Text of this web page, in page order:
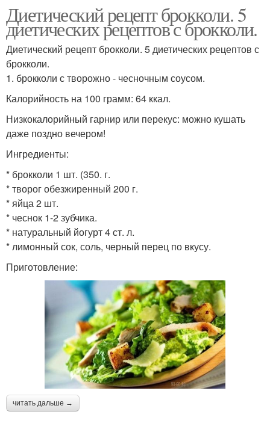
Диетический рецепт брокколи. 5
диетических рецептов с брокколи.
Диетический рецепт брокколи. 5 диетических рецептов с
брокколи.
1. брокколи с творожно - чесночным соусом.
Калорийность на 100 грамм: 64 ккал.
Низкокалорийный гарнир или перекус: можно кушать
даже поздно вечером!
Ингредиенты:
* брокколи 1 шт. (350. г.
* творог обезжиренный 200 г.
* яйца 2 шт.
* чеснок 1-2 зубчика.
* натуральный йогурт 4 ст. л.
* лимонный сок, соль, черный перец по вкусу.
Приготовление:
читать дальше →